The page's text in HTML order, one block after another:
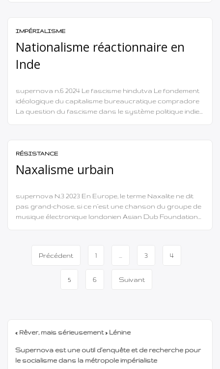
nature du capitalisme, depuis sa phase progressiste
IMPÉRIALISME
Nationalisme réactionnaire en
Inde
supernova n.6 2024 Le fascisme hindutva Le fondement
idéologique du capitalisme bureaucratique compradore
La question du fascisme dans le système politique indien
fascisme et dans la pratique concrète visant à le nier. […]
RÉSISTANCE
Naxalisme urbain
supernova N.3 2023 En Europe, le terme Naxalite ne dit
pas grand-chose, si ce n’est une chanson du groupe de
musique électronique londonien Asian Dub Foundation
Navigation
Précédent 1 3 4
5 6 Suivant
« Rêver, mais sérieusement » Lénine
Supernova est une outil d’enquête et de recherche pour
le socialisme dans la métropole impérialiste